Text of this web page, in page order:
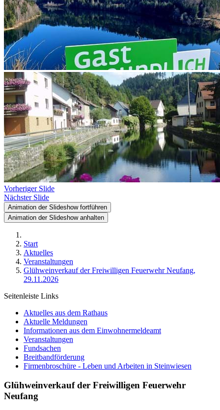
Vorheriger Slide
Nächster Slide
Animation der Slideshow fortführen
Animation der Slideshow anhalten
Start
Aktuelles
Veranstaltungen
Glühweinverkauf der Freiwilligen Feuerwehr Neufang,
29.11.2026
Seitenleiste Links
Aktuelles aus dem Rathaus
Aktuelle Meldungen
Informationen aus dem Einwohnermeldeamt
Veranstaltungen
Fundsachen
Breitbandförderung
Firmenbroschüre - Leben und Arbeiten in Steinwiesen
Glühweinverkauf der Freiwilligen Feuerwehr
Neufang